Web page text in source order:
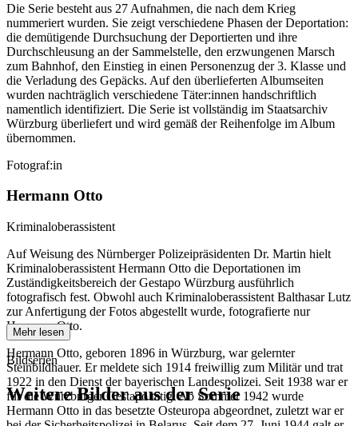
Die Serie besteht aus 27 Aufnahmen, die nach dem Krieg
nummeriert wurden. Sie zeigt verschiedene Phasen der Deportation:
die demütigende Durchsuchung der Deportierten und ihre
Durchschleusung an der Sammelstelle, den erzwungenen Marsch
zum Bahnhof, den Einstieg in einen Personenzug der 3. Klasse und
die Verladung des Gepäcks. Auf den überlieferten Albumseiten
wurden nachträglich verschiedene Täter:innen handschriftlich
namentlich identifiziert. Die Serie ist vollständig im Staatsarchiv
Würzburg überliefert und wird gemäß der Reihenfolge im Album
übernommen.
Fotograf:in
Hermann Otto
Kriminaloberassistent
Auf Weisung des Nürnberger Polizeipräsidenten Dr. Martin hielt
Kriminaloberassistent Hermann Otto die Deportationen im
Zuständigkeitsbereich der Gestapo Würzburg ausführlich
fotografisch fest. Obwohl auch Kriminaloberassistent Balthasar Lutz
zur Anfertigung der Fotos abgestellt wurde, fotografierte nur
Hermann Otto.
Hermann Otto, geboren 1896 in Würzburg, war gelernter
Steinbildhauer. Er meldete sich 1914 freiwillig zum Militär und trat
1922 in den Dienst der bayerischen Landespolizei. Seit 1938 war er
für die Würzburger Gestapo tätig. Ab Sommer 1942 wurde
Hermann Otto in das besetzte Osteuropa abgeordnet, zuletzt war er
Mehr lesen
Bildserien
Weitere Bilder aus der Serie